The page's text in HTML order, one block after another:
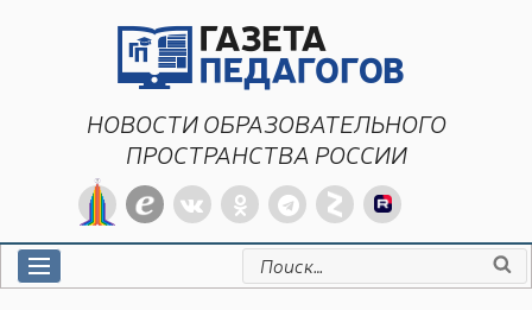
НОВОСТИ ОБРАЗОВАТЕЛЬНОГО
ПРОСТРАНСТВА РОССИИ
Искать: